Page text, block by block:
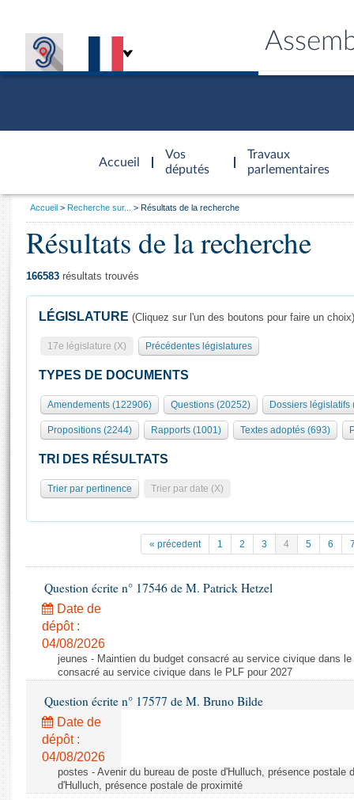
Accueil
d'accueil
Vos
députés
Travaux
parlementaires
Présidence
577 députés
Groupes politiques
Séance publique
Commissions et autres organes
Europe et International
Pétitions
Projets de loi
Propositions de loi
Amendements
Textes adoptés
Rapports législatifs
Rapports sur l'application des lois
Baromètre de l’application des lois
Général
Rôle et pouvoirs de l'Assemblée
Organisation de l'Assemblée
Présidence Conférence des Présidents Bureau Collège des
Statistiques et chiffres clés
Documents de référence
( Constitution | Règlement de l'Assemblée ... )
Histoire
Juniors
Anciennes législatures
Visiter l'Assemblée
Visite virtuelle du palais Bourbon
Assister à une séance
Contacts et plan d'accès
Photos libres de droit
Vous
Accueil Recherche sur... Résultats de la recherche
Résultats de la recherche
166583 résultats trouvés
LÉGISLATURE (Cliquez sur l'un des boutons pour faire un choix)
17e législature (X) Précédentes législatures
TYPES DE DOCUMENTS
Amendements (122906) Questions (20252) Dossiers législatifs
Propositions (2244) Rapports (1001) Textes adoptés (693)
TRI DES RÉSULTATS
Trier par pertinence Trier par date (X)
« précedent 1 2 3 4 5 6
Question écrite n° 17546 de M. Patrick Hetzel
Date de
dépôt :
04/08/2026
jeunes - Maintien du budget consacré au service civique dans
consacré au service civique dans le PLF pour 2027
Question écrite n° 17577 de M. Bruno Bilde
Date de
dépôt :
04/08/2026
postes - Avenir du bureau de poste d'Hulluch, présence postale
d'Hulluch, présence postale de proximité